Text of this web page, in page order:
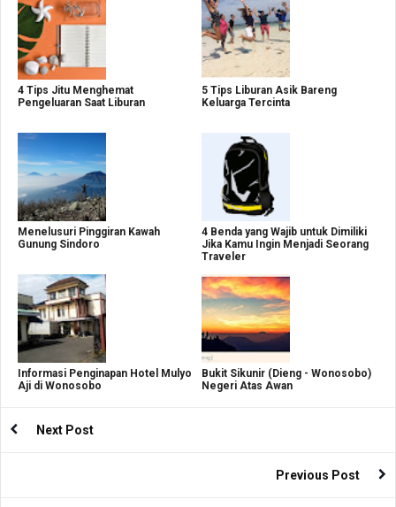
4 Tips Jitu Menghemat
Pengeluaran Saat Liburan
5 Tips Liburan Asik Bareng
Keluarga Tercinta
Menelusuri Pinggiran Kawah
Gunung Sindoro
4 Benda yang Wajib untuk Dimiliki
Jika Kamu Ingin Menjadi Seorang
Traveler
Informasi Penginapan Hotel Mulyo
Aji di Wonosobo
Bukit Sikunir (Dieng - Wonosobo)
Negeri Atas Awan
Next Post
Previous Post